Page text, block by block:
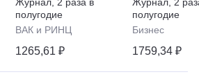
юридического
университета МФЮА
полугодие
ВАК и РИНЦ
1265,61 ₽
полугодие
Бизнес
1759,34 ₽